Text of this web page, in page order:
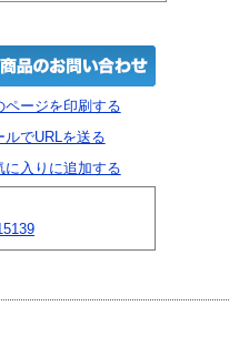
ージを印刷する
でURLを送る
に入りに追加する